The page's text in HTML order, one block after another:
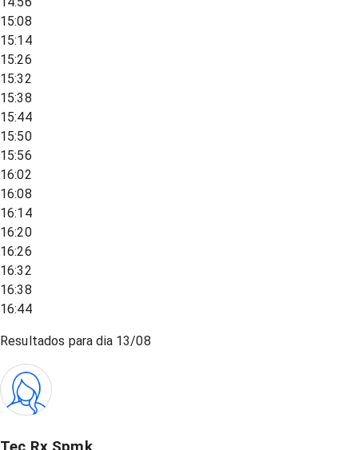
15:08
15:14
15:26
15:32
15:38
15:44
15:50
15:56
16:02
16:08
16:14
16:20
16:26
16:32
16:38
16:44
Resultados para dia 13/08